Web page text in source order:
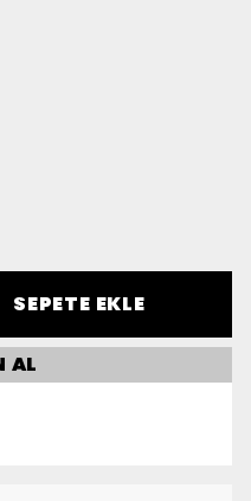
SEPETE EKLE
AL